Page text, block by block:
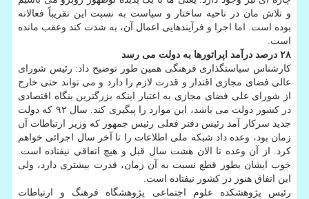
و تلاش مان در ناحیه ساختار و سیاست به نسبت این تقریباً فعالانه
بوده است. اما اجرا و فرآیندهایی اعمال آن، به شدت کند وعقب مانده
است.
۲۸ درصد درآمد اپراتورها به دولت می رسد
کارشناس سیاستگذاری فرهنگی همین طور توضیح داد: رئیس شورای
عالی فضای مجازی اقتدار و قدرت لازم را دارد و می تواند حتی خارج
از شورای علی فضای مجازی به اعتبار اینکه بزرگترین بنگاه اقتصادی
در کشور دولت می باشد، این موارد را پیگیری کند. سال ۹۲ که دولت
جدید سرکار آمد رئیس دفتر فعلی رئیس جمهور که وزیر ارتباطات آن
زمان بود، وعده داد شبکه ملی اطلاعات را تا آخر سال اجرائی خواهم
کرد. از آن وعده تا الان هشت سال قبل و هیچ اتفاقی نیفتاده است.
خوب ایشان بطور قطع نسبت به آن زمان، قدرت بیشتری دارد، ولی
این اتفاق هنوز در کشور نیفتاده است.
رئیس پژوهشکده علوم اجتماعی پژوهشگاه فرهنگ و ارتباطات